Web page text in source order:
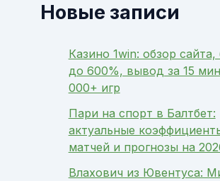
Новые записи
Казино 1win: обзор
до 600%, вывод за 15
000+ игр
Пари на спорт в Балтбет:
актуальные
матчей и прогнозы на
Влахович из Ювентуса: